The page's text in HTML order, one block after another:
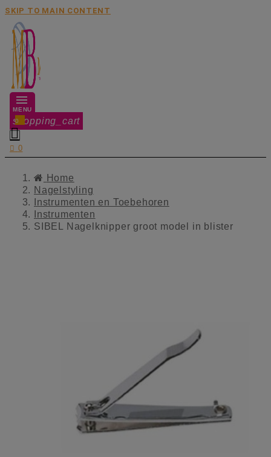
SKIP TO MAIN CONTENT
MENU
shopping_cart
0

 0
Home
Nagelstyling
Instrumenten en Toebehoren
Instrumenten
SIBEL Nagelknipper groot model in blister